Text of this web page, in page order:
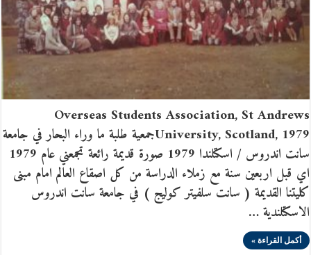
Overseas Students Association, St Andrews
University, Scotland, 1979جمعية طلبة ما وراء البحار في جامعة
سانت اندروس / اسكتلندا 1979 صورة قديمة رائعة تجمعني عام 1979
اي قبل اربعين سنة مع زملاء الدراسة من كل اصقاع العالم امام مبنى
كليتنا القديمة ( سانت سلفيتر كوليج ) في جامعة سانت اندروس
الاسكتلندية …
أكمل القراءة »